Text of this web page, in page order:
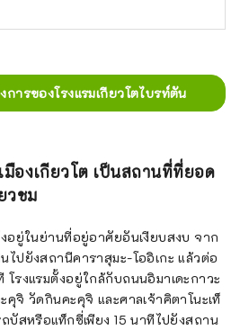
การของโรงแรมเกียวโตไบรท์ตัน
มืองเกียวโต เป็นสถานที่ที่ยอด
วชม
อยู่ในย่านที่อยู่อาศัยอันเงียบสงบ จาก
ไปยังสถานีคาราสุมะ-โออิเกะ แล้วต่อ
รงแรมตั้งอยู่ใกล้กับถนนอิมาเดะกาวะ
คุจิ วัดกินคะคุจิ และศาลเจ้าคิตาโนะเท็
ถบัสหรือแท็กซี่เพียง 15 นาทีไปยังสถาน